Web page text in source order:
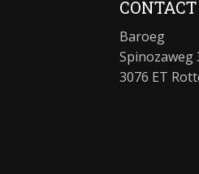
CONTACT
Baroeg
Spinozaweg
3076 ET